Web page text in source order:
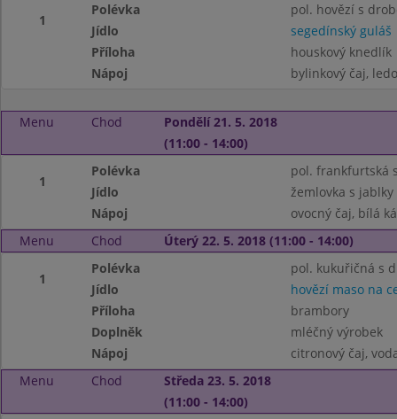
1
Polévka
pol. hovězí s
Jídlo
segedínský guláš
Příloha
houskový knedlík
Nápoj
bylinkový čaj,
Menu Chod
Pondělí 21. 5. 2018
(11:00 - 14:00)
1
Polévka
pol. frankfurtská
Jídlo
žemlovka s
Nápoj
ovocný čaj, bílá
Menu
Chod Úterý 22. 5. 2018 (11:00 - 14:00)
1
Polévka
pol. kukuřičná s
Jídlo
hovězí maso na
Příloha
brambory
Doplněk
mléčný výrobek
Nápoj
citronový čaj,
Menu
Chod
Středa 23. 5. 2018
(11:00 - 14:00)